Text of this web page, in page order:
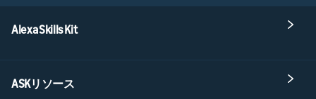
Alexa Skills Kit
ASKリソース